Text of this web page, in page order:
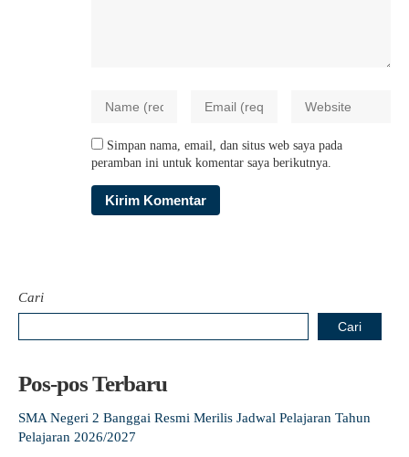
Simpan nama, email, dan situs web saya pada
peramban ini untuk komentar saya berikutnya.
Cari
Cari
Pos-pos Terbaru
SMA Negeri 2 Banggai Resmi Merilis Jadwal Pelajaran Tahun
Pelajaran 2026/2027